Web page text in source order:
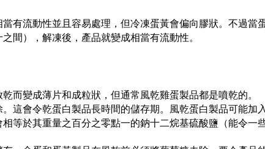
有流動性並且容易處理，但冷凍蛋黃會偏向膠狀。不過當
間），解凍後，產品就變成相當有流動性。
而變成薄片和成粒狀，但通常風乾雞蛋製品都是噴乾的。
這會令乾蛋白製品長時間的儲存期。風乾蛋白製品可能加
等於其重量之百分之零點一的鈉十二烷基硫酸鹽（能令一